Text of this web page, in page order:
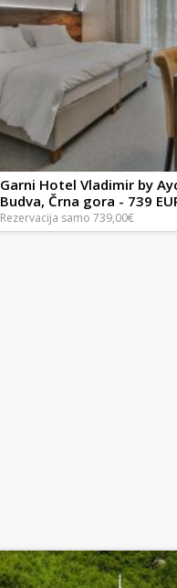
Garni Hotel Vladimir by
Budva, Črna gora - 739
Rezervacija samo 739,00€